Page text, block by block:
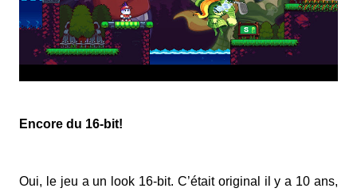
Encore du 16-bit!
Oui, le jeu a un look 16-bit. C’était original il y a 10 ans,